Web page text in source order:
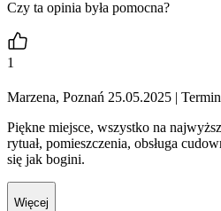
Czy ta opinia była pomocna?
1
Marzena, Poznań 25.05.2025 |
Piękne miejsce, wszystko na
rytuał, pomieszczenia, obsługa
się jak bogini.
Więcej